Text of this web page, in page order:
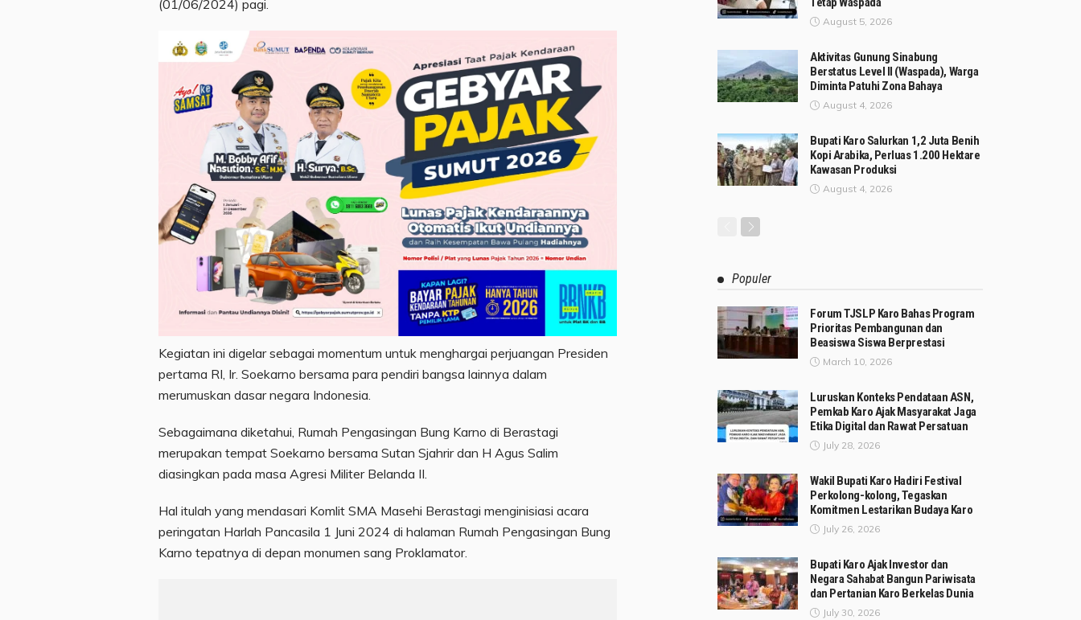
(01/06/2024) pagi.
Kegiatan ini digelar sebagai momentum untuk menghargai perjuangan Presiden
pertama RI, Ir. Soekarno bersama para pendiri bangsa lainnya dalam
merumuskan dasar negara Indonesia.
Sebagaimana diketahui, Rumah Pengasingan Bung Karno di Berastagi
merupakan tempat Soekarno bersama Sutan Sjahrir dan H Agus Salim
diasingkan pada masa Agresi Militer Belanda II.
Hal itulah yang mendasari Komlit SMA Masehi Berastagi menginisiasi acara
peringatan Harlah Pancasila 1 Juni 2024 di halaman Rumah Pengasingan Bung
Karno tepatnya di depan monumen sang Proklamator.
August 5, 2026
Aktivitas Gunung Sinabung
Berstatus Level II (Waspada), Warga
Diminta Patuhi Zona Bahaya
August 4, 2026
Bupati Karo Salurkan 1,2 Juta Benih
Kopi Arabika, Perluas 1.200 Hektare
Kawasan Produksi
August 4, 2026
Populer
Forum TJSLP Karo Bahas Program
Prioritas Pembangunan dan
Beasiswa Siswa Berprestasi
March 10, 2026
Luruskan Konteks Pendataan ASN,
Pemkab Karo Ajak Masyarakat Jaga
Etika Digital dan Rawat Persatuan
July 28, 2026
Wakil Bupati Karo Hadiri Festival
Perkolong-kolong, Tegaskan
Komitmen Lestarikan Budaya Karo
July 26, 2026
Bupati Karo Ajak Investor dan
Negara Sahabat Bangun Pariwisata
dan Pertanian Karo Berkelas Dunia
July 30, 2026